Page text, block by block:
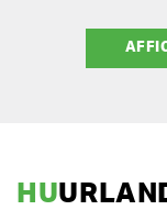
HU